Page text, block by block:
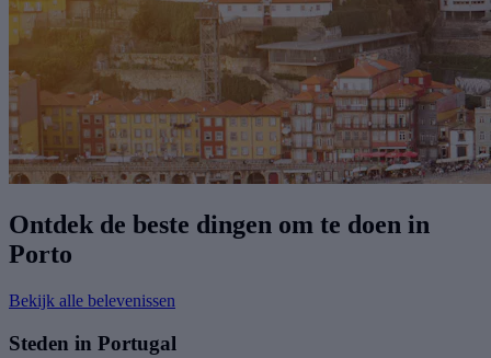
Ontdek de beste dingen om te doen in
Porto
Bekijk alle belevenissen
Steden in Portugal